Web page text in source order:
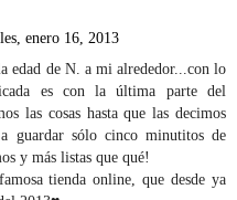
enero 16, 2013
edad de N. a mi alrededor...con lo
es con la última parte del
las cosas hasta que las decimos
guardar sólo cinco minutitos de
y más listas que qué!
tienda online, que desde ya